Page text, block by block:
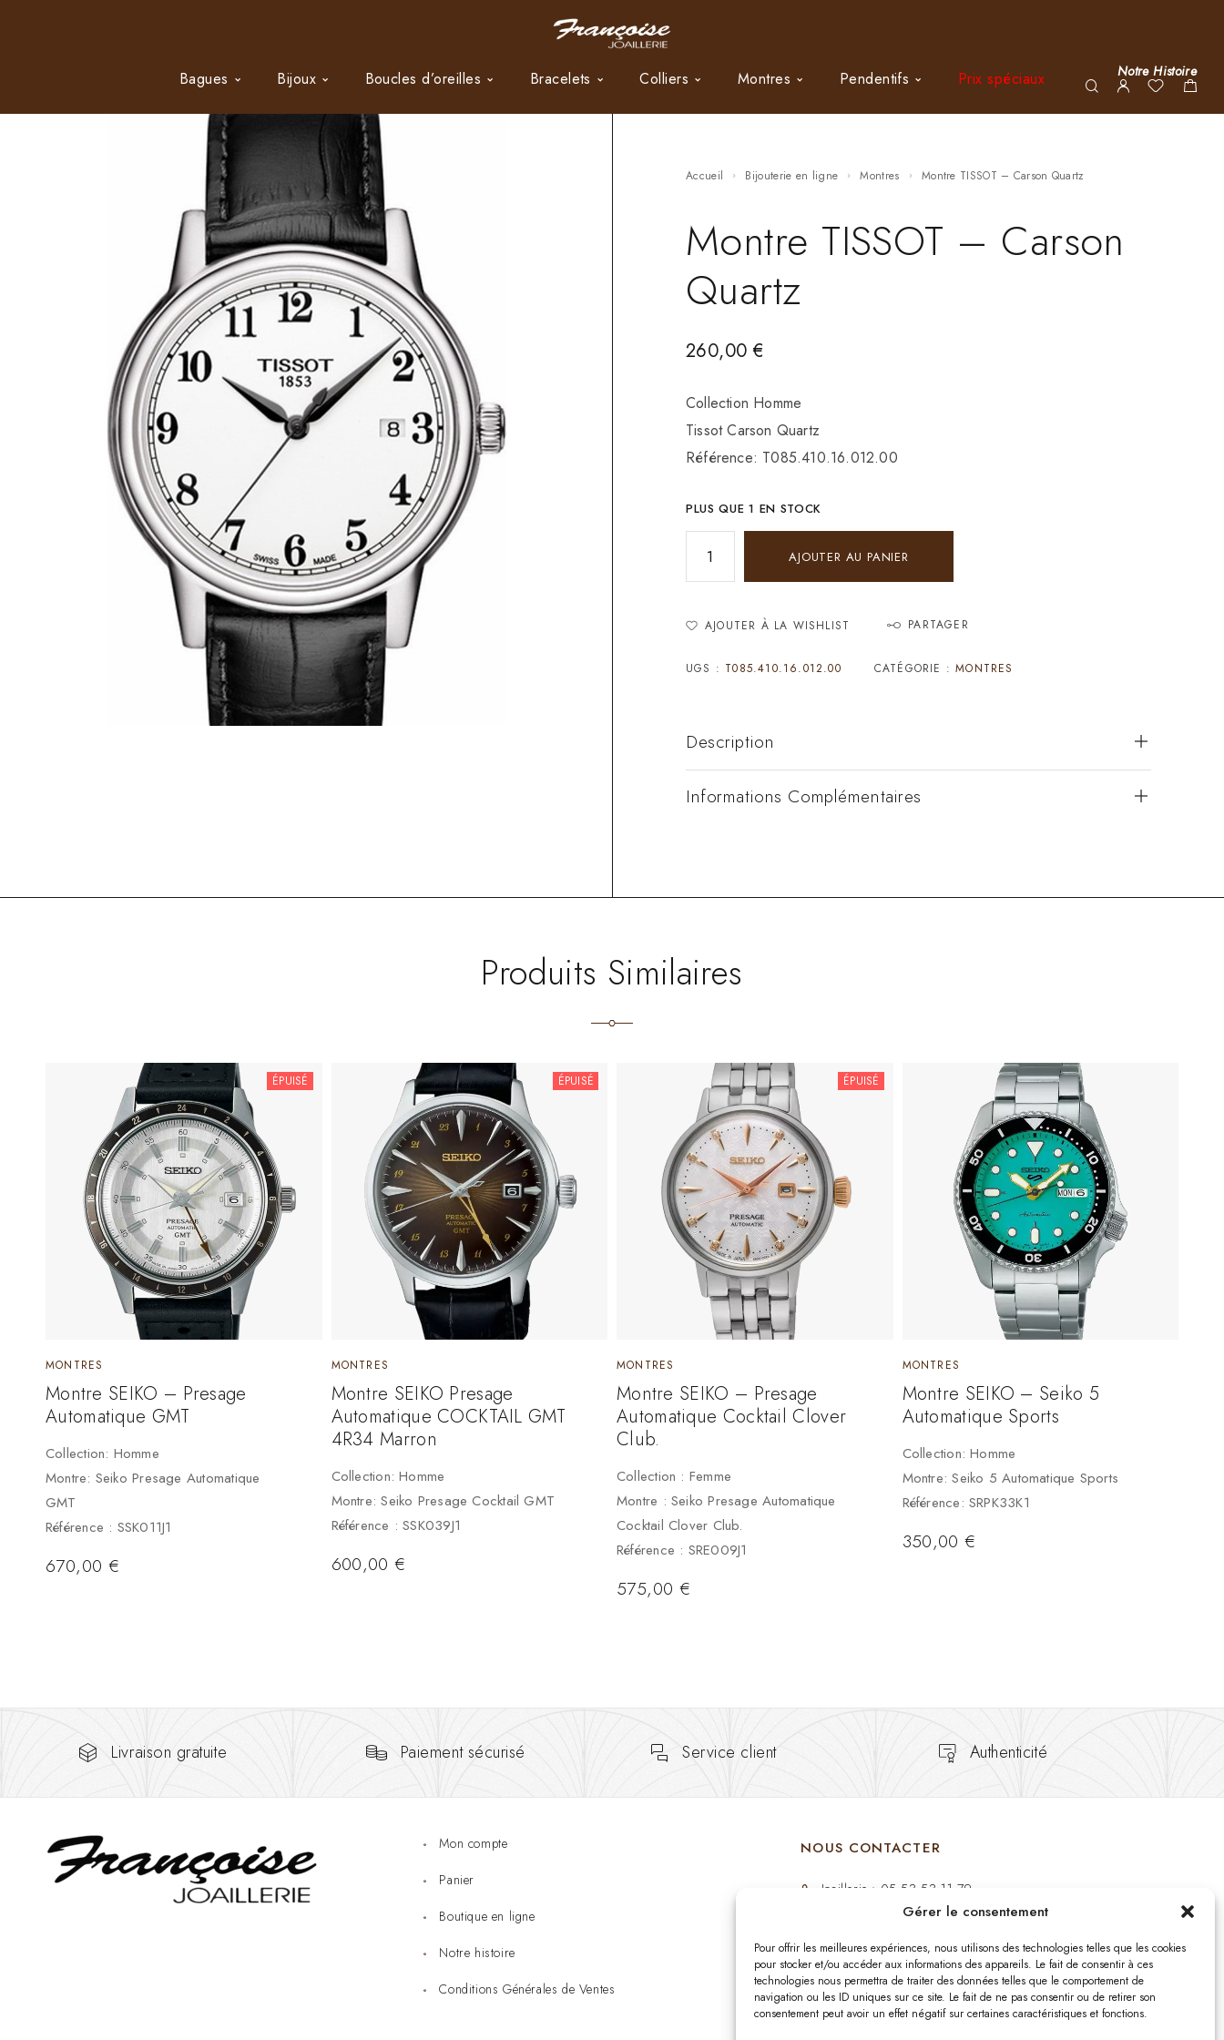
Gérer le consentement
Pour offrir les meilleures expériences, nous utilisons des technologies telles que les cookies
pour stocker et/ou accéder aux informations des appareils. Le fait de consentir à ces
technologies nous permettra de traiter des données telles que le comportement de
navigation ou les ID uniques sur ce site. Le fait de ne pas consentir ou de retirer son
consentement peut avoir un effet négatif sur certaines caractéristiques et fonctions.
Bagues Bijoux Boucles d’oreilles Bracelets Colliers Montres Pendentifs Prix spéciaux Notre Histoire
Accueil Bijouterie en ligne Montres Montre TISSOT – Carson Quartz
Montre TISSOT – Carson
Quartz
260,00€
Collection Homme
Tissot Carson Quartz
Référence: T085.410.16.012.00
PLUS QUE 1 EN STOCK
AJOUTER AU PANIER
AJOUTER À LA WISHLIST PARTAGER
UGS : T085.410.16.012.00 CATÉGORIE :MONTRES
Description
Informations Complémentaires
Produits Similaires
ÉPUISÉ
MONTRES
Montre SEIKO – Presage
Automatique GMT
Collection: Homme
Montre: Seiko Presage Automatique
GMT
Référence : SSK011J1
670,00 €
ÉPUISÉ
MONTRES
Montre SEIKO Presage
Automatique COCKTAIL GMT
4R34 Marron
Collection: Homme
Montre: Seiko Presage Cocktail GMT
Référence : SSK039J1
600,00€
ÉPUISÉ
MONTRES
Montre SEIKO – Presage
Automatique Cocktail Clover
Club.
Collection : Femme
Montre : Seiko Presage Automatique
Cocktail Clover Club.
Référence : SRE009J1
575,00 €
MONTRES
Montre SEIKO – Seiko 5
Automatique Sports
Collection: Homme
Montre: Seiko 5 Automatique Sports
Référence: SRPK33K1
350,00€
Livraison gratuite Paiement sécurisé Service client Authenticité
Mon compte
Panier
Boutique en ligne
Notre histoire
Conditions Générales de Ventes
NOUS CONTACTER
Joaillerie : 05 53 53 11 79
Mardi au Samedi: 09:00 - 19:00
bijouterie.lavergne@orange.fr